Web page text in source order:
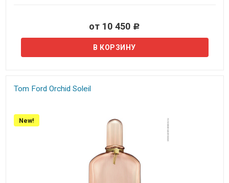
от 10 450 Р
Tom Ford Orchid Soleil
New!